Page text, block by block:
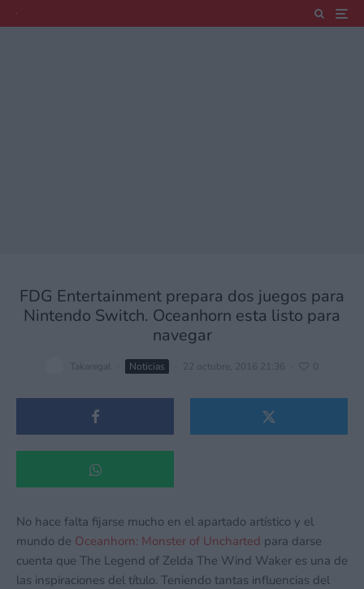
FDG Entertainment prepara dos juegos para
Nintendo Switch. Oceanhorn esta listo para
navegar
Takaregal Noticias 22 octubre, 2016 21:36 0
No hace falta fijarse mucho en el apartado artístico y el
mundo de Oceanhorn: Monster of Uncharted para darse
cuenta que The Legend of Zelda The Wind Waker es una de
las inspiraciones del título. Teniendo tantas influencias del